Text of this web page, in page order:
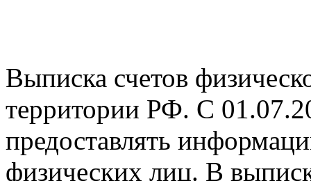
Выписка счетов
территории РФ. С
предоставлять
физических лиц. В